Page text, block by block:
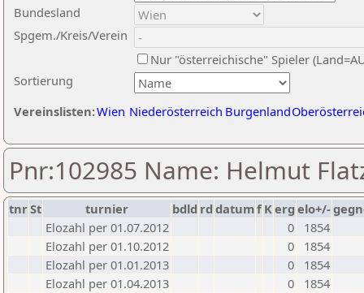
Sortierung
Bundesland
Spgem./Kreis/Verein
Nur "österreichische" Spieler
Vereinslisten:Wien Niederösterreich Burgenland
Pnr:102985 Name: Helmut
tnrSt turnier bdld rd datumf Kerg elo+/-
Elozahl per 01.07.2012
0
1854
Elozahl per 01.10.2012
0
1854
Elozahl per 01.01.2013
0
1854
Elozahl per 01.04.2013
0
1854